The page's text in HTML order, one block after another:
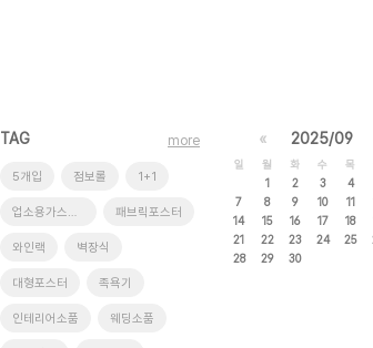
TAG
5개입 점보롤 1+1
업소용가스레인지 패브릭포스터
와인랙 벽장식
대형포스터 족욕기
인테리어소품 웨딩소품
more « 2025/09
일 월 화 수 목
1
2 3 4
7
8 9 10 11
14
15 16 17 18
21
22 23 24 25
28
29 30